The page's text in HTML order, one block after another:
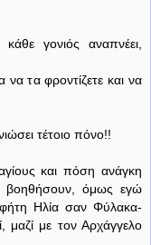
γονιός αναπνέει,
να τα φροντίζετε και να
τέτοιο πόνο!!
και πόση ανάγκη
βοηθήσουν, όμως εγώ
Ηλία σαν Φύλακα-
με τον Αρχάγγελο